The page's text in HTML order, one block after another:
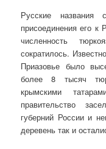
Русские
присоединения его к
численность
сократилось.
Приазовье было
более 8 тысяч
крымскими
правительство
губерний России и
деревень так и